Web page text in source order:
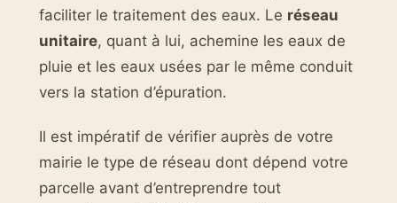
faciliter le traitement des eaux. Le réseau
unitaire, quant à lui, achemine les eaux de
pluie et les eaux usées par le même conduit
vers la station d’épuration.
Il est impératif de vérifier auprès de votre
mairie le type de réseau dont dépend votre
parcelle avant d’entreprendre tout